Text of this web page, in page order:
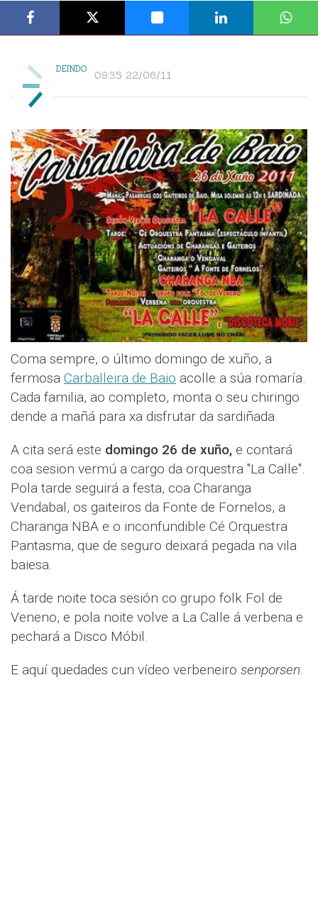
DEINDO 09:35 22/06/11
Coma sempre, o último domingo de xuño, a
fermosa Carballeira de Baio acolle a súa romaría.
Cada familia, ao completo, monta o seu chiringo
dende a mañá para xa disfrutar da sardiñada.
A cita será este domingo 26 de xuño, e contará
coa sesion vermú a cargo da orquestra "La Calle".
Pola tarde seguirá a festa, coa Charanga
Vendabal, os gaiteiros da Fonte de Fornelos, a
Charanga NBA e o inconfundible Cé Orquestra
Pantasma, que de seguro deixará pegada na vila
baiesa.
Á tarde noite toca sesión co grupo folk Fol de
Veneno, e pola noite volve a La Calle á verbena e
pechará a Disco Móbil.
E aquí quedades cun vídeo verbeneiro senporsen: